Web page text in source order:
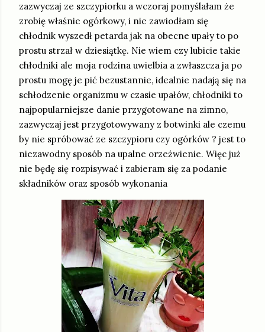
zazwyczaj ze szczypiorku a wczoraj pomyślałam że
zrobię właśnie ogórkowy, i nie zawiodłam się
chłodnik wyszedł petarda jak na obecne upały to po
prostu strzał w dziesiątkę. Nie wiem czy lubicie takie
chłodniki ale moja rodzina uwielbia a zwłaszcza ja po
prostu mogę je pić bezustannie, idealnie nadają się na
schłodzenie organizmu w czasie upałów, chłodniki to
najpopularniejsze danie przygotowane na zimno,
zazwyczaj jest przygotowywany z botwinki ale czemu
by nie spróbować ze szczypioru czy ogórków ? jest to
niezawodny sposób na upalne orzeźwienie. Więc już
nie będę się rozpisywać i zabieram się za podanie
składników oraz sposób wykonania